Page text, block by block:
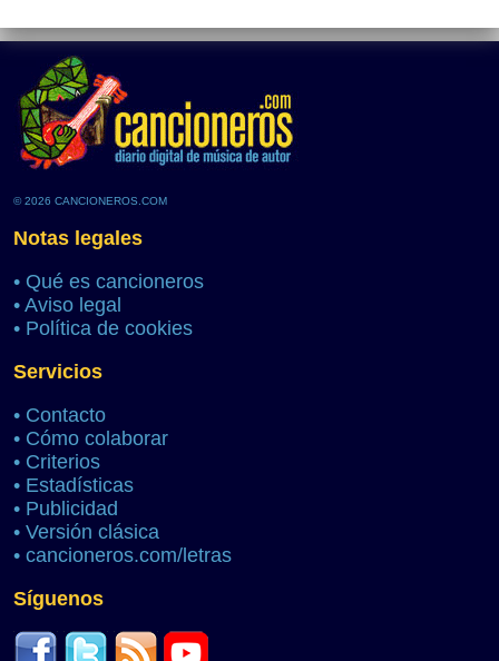
© 2026 CANCIONEROS.COM
Notas legales
• Qué es cancioneros
• Aviso legal
• Política de cookies
Servicios
• Contacto
• Cómo colaborar
• Criterios
• Estadísticas
• Publicidad
• Versión clásica
• cancioneros.com/letras
Síguenos